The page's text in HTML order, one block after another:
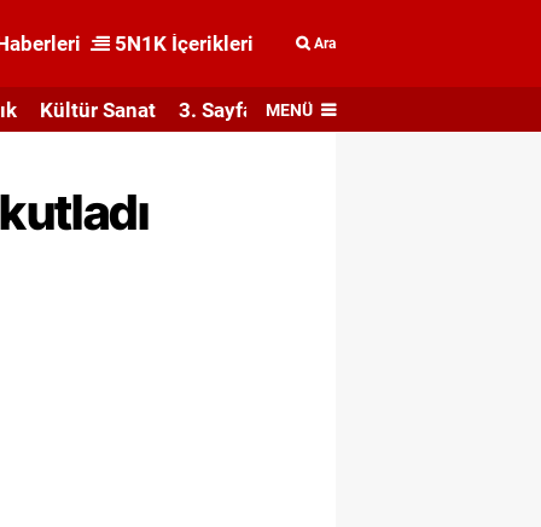
5N1K İçerikleri Ara
Kültür Sanat 3. Sayfa MENÜ